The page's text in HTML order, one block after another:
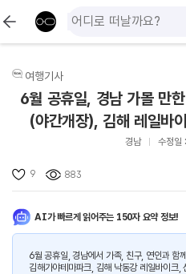
여행기사
6월 공휴일, 경남 가볼 만
(야간개장), 김해 레일바
경남 수정
9 883
AI가 빠르게 읽어주는 150자 요약 정보!
6월 공휴일, 경남에서 가족, 친구, 연인과 함
김해가야테마파크, 김해 낙동강 레일바이크,